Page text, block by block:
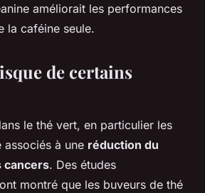
améliorait les performances
la caféine seule.
de certains
le thé vert, en particulier les
associés à une réduction du
cancers. Des études
montré que les buveurs de thé